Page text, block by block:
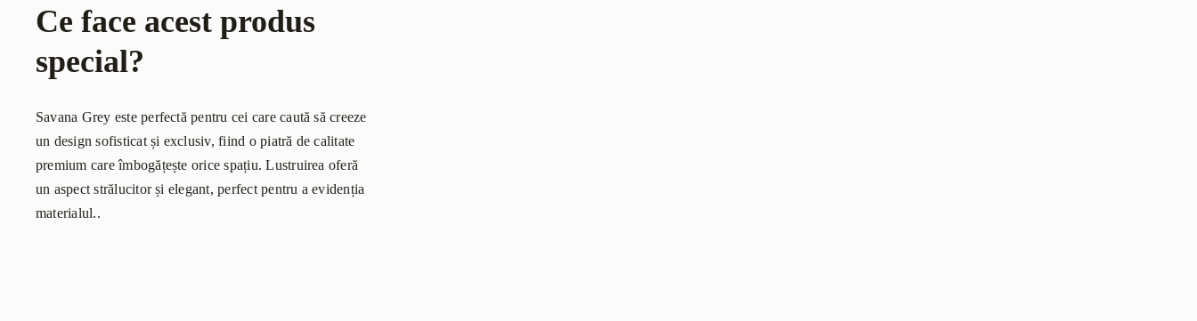
Ce face acest produs
special?
Savana Grey este perfectă pentru cei care caută să creeze
un design sofisticat și exclusiv, fiind o piatră de calitate
premium care îmbogățește orice spațiu. Lustruirea oferă
un aspect strălucitor și elegant, perfect pentru a evidenția
materialul..